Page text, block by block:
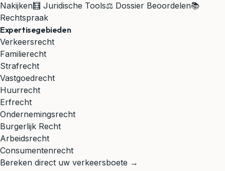
Nakijken🧮 Juridische Tools⚖️ Dossier Beoordelen📚
Rechtspraak
Expertisegebieden
Verkeersrecht
Familierecht
Strafrecht
Vastgoedrecht
Huurrecht
Erfrecht
Ondernemingsrecht
Burgerlijk Recht
Arbeidsrecht
Consumentenrecht
Bereken direct uw verkeersboete →